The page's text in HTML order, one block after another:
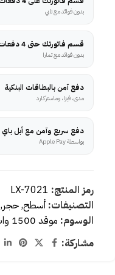
بدون فوائد مع تابي
قسم فاتورتك حتى 4 دفعات
بدون فوائد مع تمارا
دفع آمن بالبطاقات البنكية
مدى، فيزا، وماستركارد
دفع سريع وآمن مع أبل باي
بواسطة Apple Pay
رمز المنتج: LX-7021
التصنيفات: أسطح,حجر,
الوسوم: موقد 1500 وات
مشاركة: